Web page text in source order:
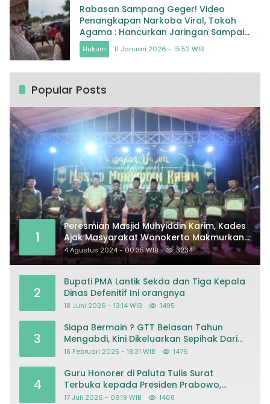
Rabasan Sampang Geger! Video
Penangkapan Narkoba Viral, Tokoh
Agama : Hancurkan Jaringan Sampai
Akar
Hukum 11 Januari 2026 - 15:52 WIB
Popular Posts
1
Peresmian Masjid Muhyiddin Karim, Kades
Ajak Masyarakat Wonokerto Makmurkan
Masjid
4 Agustus 2024 - 00:35 WIB 3234
2
Bupati PMA Lantik Sekda dan Tiga Kepala
Dinas Defenitif Ini orangnya
18 Juni 2026 - 13:14 WIB 1495
3
Siapa Bermain ? GTT Belasan Tahun
Mengabdi, Kini Dikeluarkan Sepihak Dari
Dapodik
18 Februari 2025 - 18:31 WIB 1476
4
Guru Honorer di Paluta Tulis Surat
Terbuka kepada Presiden Prabowo,
Mohon Keadilan atas Dugaan
17 Juli 2026 - 08:19 WIB 1468